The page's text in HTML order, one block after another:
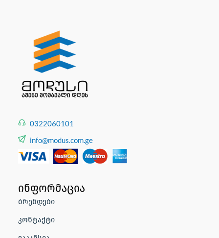
0322060101
info@modus.com.ge
ინფორმაცია
ბრენდები
კონტაქტი